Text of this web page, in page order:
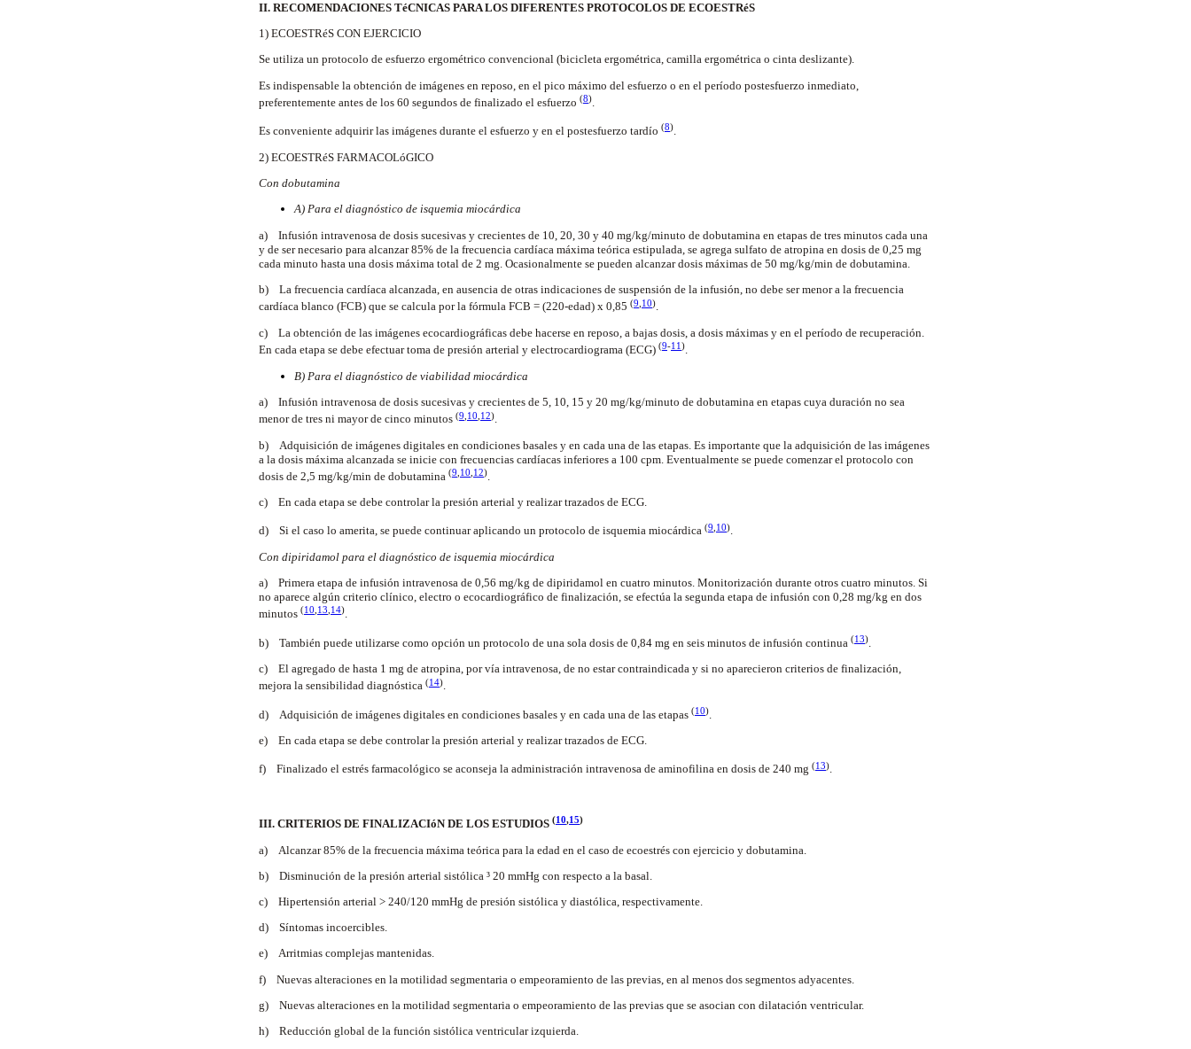
II. RECOMENDACIONES TéCNICAS PARA LOS DIFERENTES PROTOCOLOS DE ECOESTRéS
1) ECOESTRéS CON EJERCICIO
Se utiliza un protocolo de esfuerzo ergométrico convencional (bicicleta ergométrica, camilla ergométrica o cinta deslizante).
Es indispensable la obtención de imágenes en reposo, en el pico máximo del esfuerzo o en el período postesfuerzo inmediato,
preferentemente antes de los 60 segundos de finalizado el esfuerzo (8)
Es conveniente adquirir las imágenes durante el esfuerzo y en el postesfuerzo tardío (8).
2) ECOESTRéS FARMACOLóGICO
Con dobutamina
A) Para el diagnóstico de isquemia miocárdica
a) Infusión intravenosa de dosis sucesivas y crecientes de 10, 20, 30 y 40 mg/kg/minuto de dobutamina en etapas de tres minutos cada una
y de ser necesario para alcanzar 85% de la frecuencia cardíaca máxima teórica estipulada, se agrega sulfato de atropina en dosis de 0,25 mg
cada minuto hasta una dosis máxima total de 2 mg. Ocasionalmente se pueden alcanzar dosis máximas de 50 mg/kg/min de dobutamina.
b) La frecuencia cardíaca alcanzada, en ausencia de otras indicaciones de suspensión de la infusión, no debe ser menor a la frecuencia
cardíaca blanco (FCB) que se calcula por la fórmula FCB = (220-edad) x 0,85 (9 10).
c) La obtención de las imágenes ecocardiográficas debe hacerse en reposo, a bajas dosis, a dosis máximas y en el período de recuperación.
En cada etapa se debe efectuar toma de presión arterial y electrocardiograma (ECG) (9-11).
B) Para el diagnóstico de viabilidad miocárdica
a) Infusión intravenosa de dosis sucesivas y crecientes de 5, 10, 15 y 20 mg/kg/minuto de dobutamina en etapas cuya duración no sea
menor de tres ni mayor de cinco minutos (9 10 12).
b) Adquisición de imágenes digitales en condiciones basales y en cada una de las etapas. Es importante que la adquisición de las imágenes
a la dosis máxima alcanzada se inicie con frecuencias cardíacas inferiores a 100 cpm. Eventualmente se puede comenzar el protocolo con
dosis de 2,5 mg/kg/min de dobutamina (9 10 12).
c) En cada etapa se debe controlar la presión arterial y realizar trazados de ECG.
d) Si el caso lo amerita, se puede continuar aplicando un protocolo de isquemia miocárdica (9 10).
Con dipiridamol para el diagnóstico de isquemia miocárdica
a) Primera etapa de infusión intravenosa de 0,56 mg/kg de dipiridamol en cuatro minutos. Monitorización durante otros cuatro minutos. Si
no aparece algún criterio clínico, electro o ecocardiográfico de finalización, se efectúa la segunda etapa de infusión con 0,28 mg/kg en dos
minutos (10 13 14).
b) También puede utilizarse como opción un protocolo de una sola dosis de 0,84 mg en seis minutos de infusión continua (13).
c) El agregado de hasta 1 mg de atropina, por vía intravenosa, de no estar contraindicada y si no aparecieron criterios de finalización,
mejora la sensibilidad diagnóstica (14).
d) Adquisición de imágenes digitales en condiciones basales y en cada una de las etapas (10).
e) En cada etapa se debe controlar la presión arterial y realizar trazados de ECG.
f) Finalizado el estrés farmacológico se aconseja la administración intravenosa de aminofilina en dosis de 240 mg (13).
III. CRITERIOS DE FINALIZACIóN DE LOS ESTUDIOS (10,15)
a) Alcanzar 85% de la frecuencia máxima teórica para la edad en el caso de ecoestrés con ejercicio y dobutamina.
b) Disminución de la presión arterial sistólica ³ 20 mmHg con respecto a la basal.
c) Hipertensión arterial > 240/120 mmHg de presión sistólica y diastólica, respectivamente.
d) Síntomas incoercibles.
e) Arritmias complejas mantenidas.
f) Nuevas alteraciones en la motilidad segmentaria o empeoramiento de las previas, en al menos dos segmentos adyacentes.
g) Nuevas alteraciones en la motilidad segmentaria o empeoramiento de las previas que se asocian con dilatación ventricular.
h) Reducción global de la función sistólica ventricular izquierda.